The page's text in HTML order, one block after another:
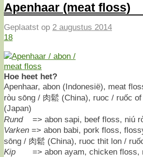
Apenhaar (meat floss)
Geplaatst op 2 augustus 2014
18
Hoe heet het?
Apenhaar, abon (Indonesië), meat
ròu sōnɡ / 肉鬆 (China), ruoc / ruốc
(Japan)
Rund=> abon sapi, beef floss, niú
Varken => abon babi, pork floss,
sōnɡ / 肉鬆 (China), ruoc thit lon /
Kip => abon ayam, chicken floss,